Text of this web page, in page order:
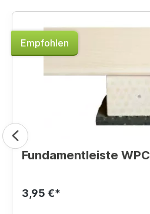
Empfohlen
Fundamentleiste WPC
3,95 €*